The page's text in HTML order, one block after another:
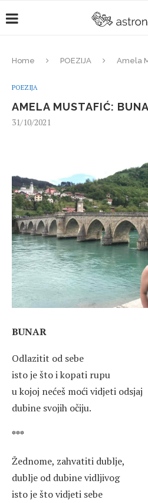
Home POEZIJA Amela
POEZIJA
AMELA MUSTAFIĆ:
31/10/2021
BUNAR
Odlazitit od sebe
isto je što i kopati rupu
u kojoj nećeš moći vidjeti odsjaj
dubine svojih očiju.
***
Žednome, zahvatiti dublje,
dublje od dubine vidljivog
isto je što vidjeti sebe